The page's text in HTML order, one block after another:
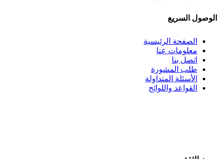
الوصول السريع
الصفحة الرئيسية
معلومات عنا
اتصل بنا
طلب المشورة
الأسئلة المتداولة
القواعد واللوائح